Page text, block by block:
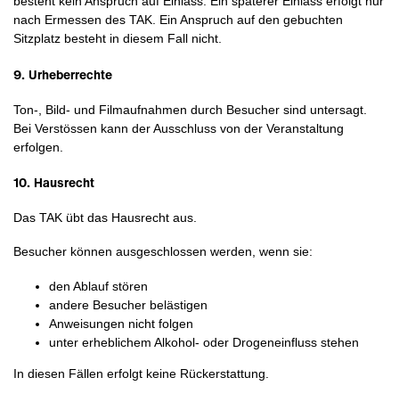
nach Ermessen des TAK. Ein Anspruch auf den gebuchten
Sitzplatz besteht in diesem Fall nicht.
9. Urheberrechte
Ton-, Bild- und Filmaufnahmen durch Besucher sind untersagt.
Bei Verstössen kann der Ausschluss von der Veranstaltung
erfolgen.
10. Hausrecht
Das TAK übt das Hausrecht aus.
Besucher können ausgeschlossen werden, wenn sie:
den Ablauf stören
andere Besucher belästigen
Anweisungen nicht folgen
unter erheblichem Alkohol- oder Drogeneinfluss stehen
In diesen Fällen erfolgt keine Rückerstattung.